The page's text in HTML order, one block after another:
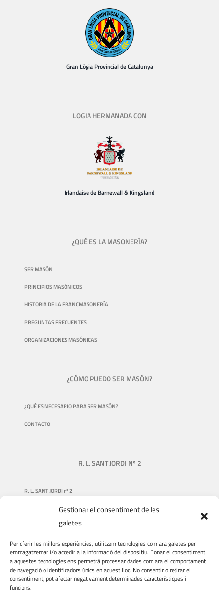
Gestionar el consentiment de les
galetes
Per oferir les millors experiències, utilitzem tecnologies com ara galetes per
emmagatzemar i/o accedir a la informació del dispositiu. Donar el consentiment
a aquestes tecnologies ens permetrà processar dades com ara el comportament
de navegació o identificadors únics en aquest lloc. No consentir o retirar el
consentiment, pot afectar negativament determinades característiques i
funcions.
Gran Lògia Provincial de Catalunya
LOGIA HERMANADA CON
Irlandaise de Barnewall & Kingsland
¿QUÉ ES LA MASONERÍA?
SER MASÓN
PRINCIPIOS MASÓNICOS
HISTORIA DE LA FRANCMASONERÍA
PREGUNTAS FRECUENTES
ORGANIZACIONES MASÓNICAS
¿CÓMO PUEDO SER MASÓN?
¿QUÉ ES NECESARIO PARA SER MASÓN?
CONTACTO
R. L. SANT JORDI Nº 2
R. L. SANT JORDI nº 2
NUESTRA HISTORIA
QUIÉNES SOMOS
QUÉ HACEMOS
DONACIONES
VIAJES Y VISITAS